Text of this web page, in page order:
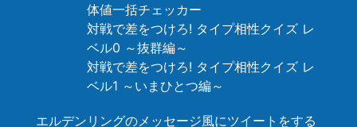
体値一括チェッカー
対戦で差をつけろ! タイプ相性クイズ レ
ベル0 ～抜群編～
対戦で差をつけろ! タイプ相性クイズ レ
ベル1 ～いまひとつ編～
エルデンリングのメッセージ風にツイートをする